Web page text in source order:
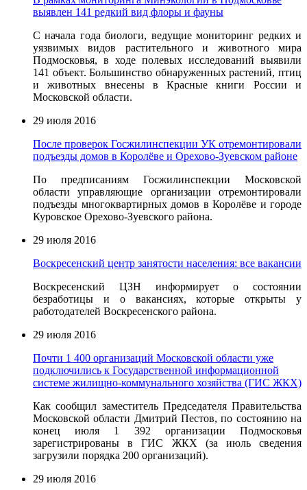
выявлен 141 редкий вид флоры и фауны
С начала года биологи, ведущие мониторинг редких и
уязвимых видов растительного и животного мира
Подмосковья, в ходе полевых исследований выявили
141 объект. Большинство обнаруженных растений, птиц
и животных внесены в Красные книги России и
Московской области.
29 июля 2016
После проверок Госжилинспекции УК отремонтировали
подъезды домов в Королёве и Орехово-Зуевском районе
По предписаниям Госжилинспекции Московской
области управляющие организации отремонтировали
подъезды многоквартирных домов в Королёве и городе
Куровское Орехово-Зуевского района.
29 июля 2016
Воскресенский центр занятости населения: все вакансии
Воскресенский ЦЗН информирует о состоянии
безработицы и о вакансиях, которые открыты у
работодателей Воскресенского района.
29 июля 2016
Почти 1 400 организаций Московской области уже
подключились к Государственной информационной
системе жилищно-коммунального хозяйства (ГИС ЖКХ)
Как сообщил заместитель Председателя Правительства
Московской области Дмитрий Пестов, по состоянию на
конец июля 1 392 организации Подмосковья
зарегистрированы в ГИС ЖКХ (за июль сведения
загрузили порядка 200 организаций).
29 июля 2016